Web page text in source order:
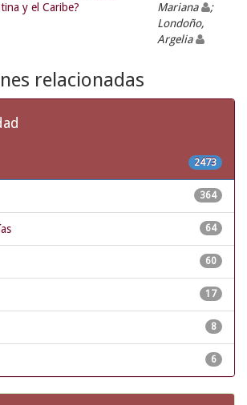
y el Caribe?
Mariana
;
Londoño,
Argelia
relacionadas
2473
364
64
60
17
8
6